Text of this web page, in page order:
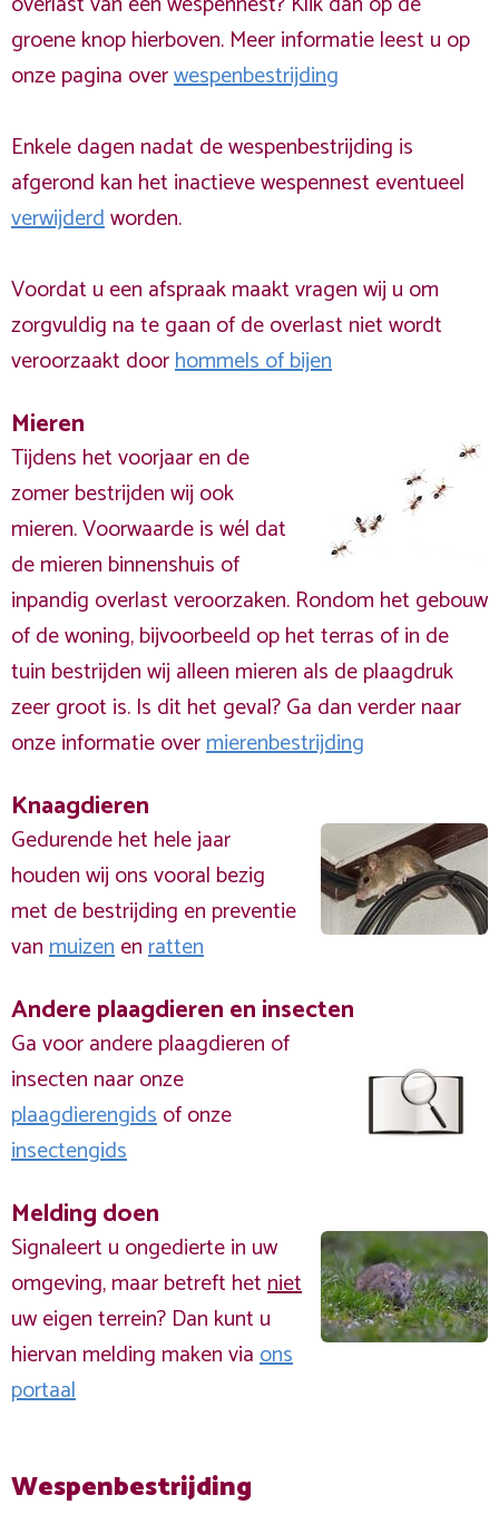
groene knop hierboven. Meer informatie leest u op
onze pagina overwespenbestrijding
Enkele dagen nadat de wespenbestrijding is
afgerond kan het inactieve wespennest eventueel
verwijderdworden.
Voordat u een afspraak maakt vragen wij u om
zorgvuldig na te gaan of de overlast niet wordt
veroorzaakt doorhommels of bijen
Mieren
Tijdens het voorjaar en de
zomer bestrijden wij ook
mieren. Voorwaarde is wél dat
de mieren binnenshuis of
inpandig overlast veroorzaken. Rondom het gebouw
of de woning, bijvoorbeeld op het terras of in de
tuin bestrijden wij alleen mieren als de plaagdruk
zeer groot is. Is dit het geval? Ga dan verder naar
onze informatie overmierenbestrijding
Knaagdieren
Gedurende het hele jaar
houden wij ons vooral bezig
met de bestrijding en preventie
vanmuizenenratten
Andere plaagdieren en insecten
Ga voor andere plaagdieren of
insecten naar onze
plaagdierengidsof onze
insectengids
Melding doen
Signaleert u ongedierte in uw
omgeving, maar betreft hetniet
uw eigen terrein? Dan kunt u
hiervan melding maken viaons
portaal
Wespenbestrijding